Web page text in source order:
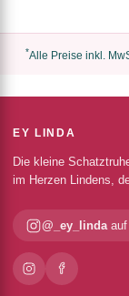
*Alle Preise inkl.
EY LINDA
Die kleine
im Herzen Lindens,
@_ey_lindaauf